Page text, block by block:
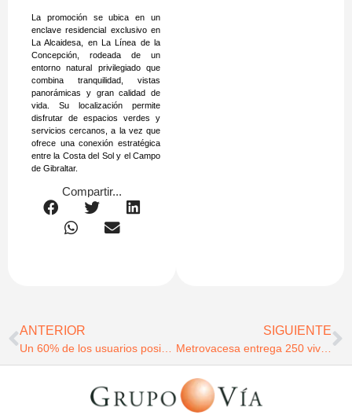
La promoción se ubica en un
enclave residencial exclusivo en
La Alcaidesa, en La Línea de la
Concepción, rodeada de un
entorno natural privilegiado que
combina tranquilidad, vistas
panorámicas y gran calidad de
vida. Su localización permite
disfrutar de espacios verdes y
servicios cercanos, a la vez que
ofrece una conexión estratégica
entre la Costa del Sol y el Campo
de Gibraltar.
Compartir...
ANTERIOR SIGUIENTE
Metrovacesa entrega 250 viviendas más en Isla Natura con Residencial K2 y Sierra de Cazorla